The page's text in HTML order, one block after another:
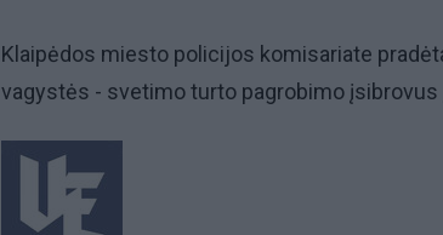
Klaipėdos miesto policijos komisariate
vagystės - svetimo turto pagrobimo